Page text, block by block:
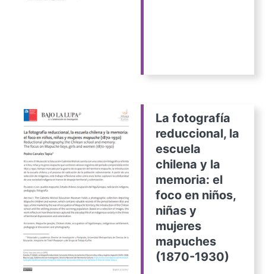
La fotografía
reduccional, la
escuela
chilena y la
memoria: el
foco en niños,
niñas y
mujeres
mapuches
(1870-1930)